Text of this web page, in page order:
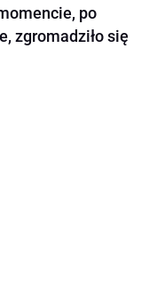
po
zgromadziło się